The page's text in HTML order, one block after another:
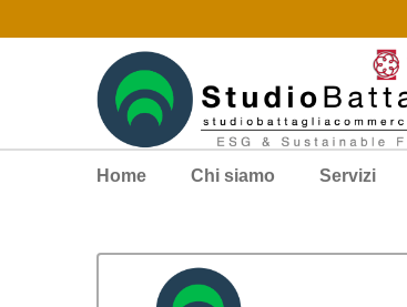
Home Chi siamo Servizi